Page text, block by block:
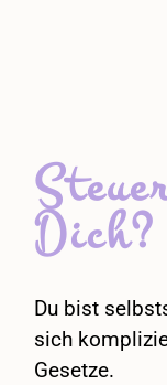
Dich?
Du bist
sich
Gesetze.